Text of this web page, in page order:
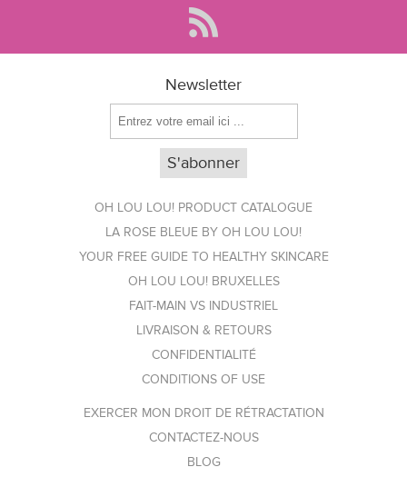
Newsletter
OH LOU LOU! PRODUCT CATALOGUE
LA ROSE BLEUE BY OH LOU LOU!
YOUR FREE GUIDE TO HEALTHY SKINCARE
OH LOU LOU! BRUXELLES
FAIT-MAIN VS INDUSTRIEL
LIVRAISON & RETOURS
CONFIDENTIALITÉ
CONDITIONS OF USE
EXERCER MON DROIT DE RÉTRACTATION
CONTACTEZ-NOUS
BLOG